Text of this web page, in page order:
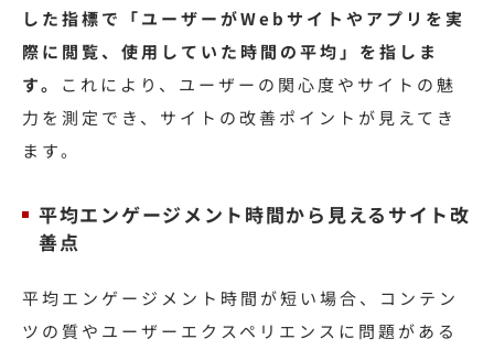
した指標で「ユーザーがWebサイトやアプリを実
際に閲覧、使用していた時間の平均」を指しま
す。 これにより、ユーザーの関心度やサイトの魅
力を測定でき、サイトの改善ポイントが見えてき
ます。
平均エンゲージメント時間から見えるサイト改
善点
平均エンゲージメント時間が短い場合、コンテン
ツの質やユーザーエクスペリエンスに問題がある